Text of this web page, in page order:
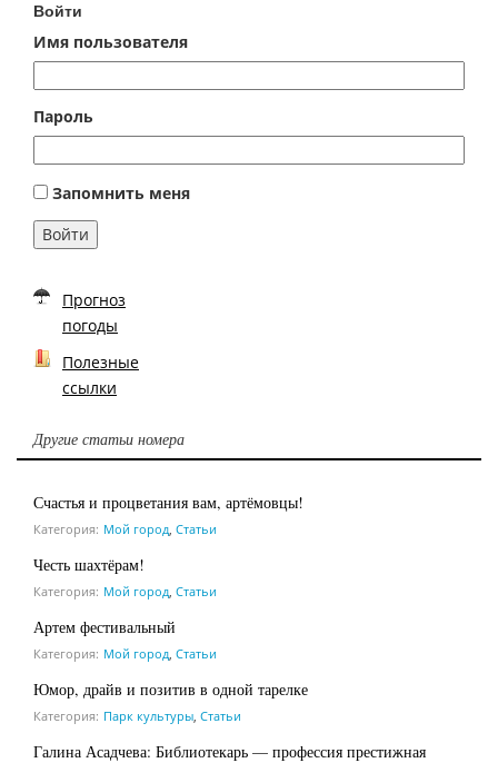
Войти
Имя пользователя
Пароль
Запомнить меня
Войти
Прогноз
погоды
Полезные
ссылки
Другие статьи номера
Счастья и процветания вам, артёмовцы!
Категория: Мой город Статьи
Честь шахтёрам!
Категория: Мой город Статьи
Артем фестивальный
Категория: Мой город Статьи
Юмор, драйв и позитив в одной тарелке
Категория: Парк культуры Статьи
Галина Асадчева: Библиотекарь — профессия престижная